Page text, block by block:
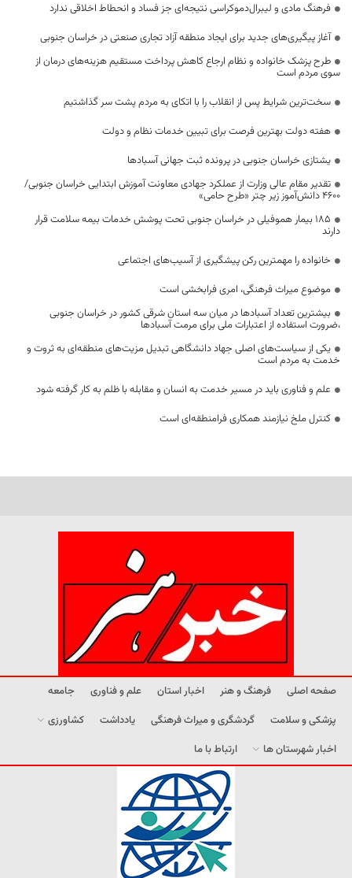
فرهنگ مادی و لیبرال‌دموکراسی نتیجه‌ای جز فساد و انحطاط اخلاقی ندارد
آغاز پیگیری‌های جدید برای ایجاد منطقه آزاد تجاری صنعتی در خراسان جنوبی
طرح پزشک خانواده و نظام ارجاع کاهش پرداخت مستقیم هزینه‌های درمان از
سوی مردم است
سخت‌ترین شرایط پس از انقلاب را با اتکای به مردم پشت سر گذاشتیم
هفته دولت بهترین فرصت برای تبیین خدمات نظام و دولت
یشتازی خراسان جنوبی در پرونده ثبت جهانی آسبادها
تقدیر مقام عالی وزارت از عملکرد جهادی معاونت آموزش ابتدایی خراسان جنوبی/
۴۶۰۰ دانش‌آموز زیر چتر «طرح حامی»
۱۸۵ بیمار هموفیلی در خراسان جنوبی تحت پوشش خدمات بیمه سلامت قرار
دارند
خانواده را مهمترین رکن پیشگیری از آسیب‌های اجتماعی
موضوع میراث فرهنگی، امری فرابخشی است
بیشترین تعداد آسبادها در میان سه استان شرقی کشور در خراسان جنوبی
،ضرورت استفاده از اعتبارات ملی برای مرمت آسبادها
یکی از سیاست‌های اصلی جهاد دانشگاهی تبدیل مزیت‌های منطقه‌ای به ثروت و
خدمت به مردم است
علم و فناوری باید در مسیر خدمت به انسان و مقابله با ظلم به کار گرفته شود
کنترل ملخ نیازمند همکاری فرامنطقه‌ای است
صفحه اصلی فرهنگ و هنر اخبار استان علم و فناوری
جامعه
پزشکی و سلامت
گردشگری و میراث فرهنگی یادداشت
کشاورزی
اخبار شهرستان ها
ارتباط با ما